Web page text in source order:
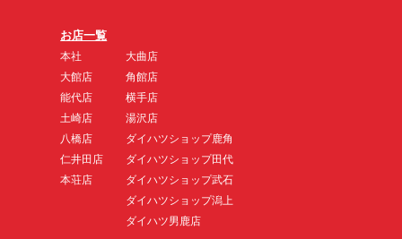
お店一覧
本社
大館店
能代店
土崎店
八橋店
仁井田店
本荘店
大曲店
角館店
横手店
湯沢店
ダイハツショップ鹿角
ダイハツショップ田代
ダイハツショップ武石
ダイハツショップ潟上
ダイハツ男鹿店